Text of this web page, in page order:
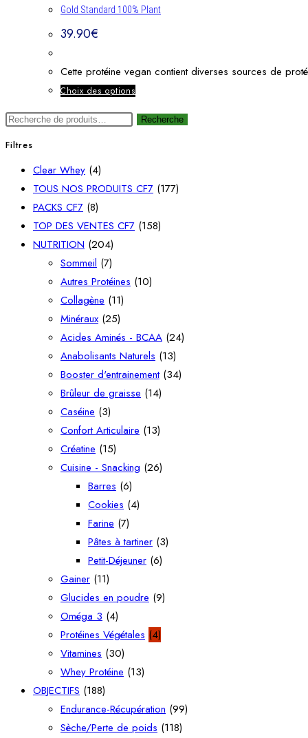
Gold Standard 100% Plant
39.90€
Cette protéine vegan contient diverses sources de
Choix des options
Recherche
Filtres
Clear Whey (4)
TOUS NOS PRODUITS CF7 (177)
PACKS CF7 (8)
TOP DES VENTES CF7 (158)
NUTRITION (204)
Sommeil (7)
Autres Protéines (10)
Collagène (11)
Minéraux (25)
Acides Aminés - BCAA (24)
Anabolisants Naturels (13)
Booster d'entrainement (34)
Brûleur de graisse (14)
Caséine (3)
Confort Articulaire (13)
Créatine (15)
Cuisine - Snacking (26)
Barres (6)
Cookies (4)
Farine (7)
Pâtes à tartiner (3)
Petit-Déjeuner (6)
Gainer (11)
Glucides en poudre (9)
Oméga 3 (4)
Protéines Végétales (4)
Vitamines (30)
Whey Protéine (13)
OBJECTIFS (188)
Endurance-Récupération (99)
Sèche/Perte de poids (118)